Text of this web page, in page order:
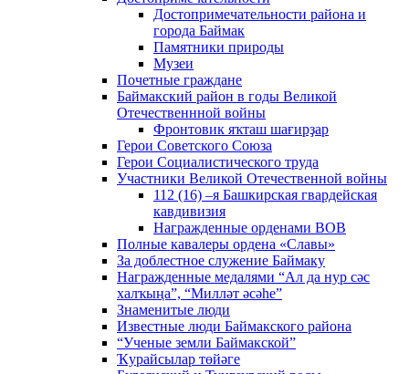
Достопримечательности района и
города Баймак
Памятники природы
Музеи
Почетные граждане
Баймакский район в годы Великой
Отечественнной войны
Фронтовик яҡташ шағирҙар
Герои Советского Союза
Герои Социалистического труда
Участники Великой Отечественной войны
112 (16) –я Башкирская гвардейская
кавдивизия
Награжденные орденами ВОВ
Полные кавалеры ордена «Славы»
За доблестное служение Баймаку
Награжденные медалями “Ал да нур сәс
халҡыңа”, “Милләт әсәһе”
Знаменитые люди
Известные люди Баймакского района
“Ученые земли Баймакской”
Ҡурайсылар төйәге